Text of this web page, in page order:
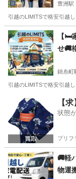
豊洲駅
引越のLIMITSで格安引越
東京 江東区 豊
【🛏️
せ🚚
錦糸町
引越のLIMITSで格安引越
東京 墨田区 錦糸
【
状態
プリフ
🚚軽
物運